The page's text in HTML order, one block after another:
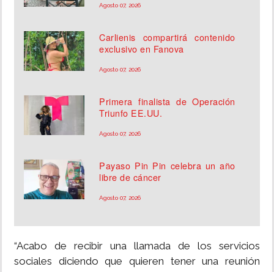
Agosto 07, 2026
Carlienis compartirá contenido
exclusivo en Fanova
Agosto 07, 2026
Primera finalista de Operación
Triunfo EE.UU.
Agosto 07, 2026
Payaso Pin Pin celebra un año
libre de cáncer
Agosto 07, 2026
“Acabo de recibir una llamada de los servicios
sociales diciendo que quieren tener una reunión